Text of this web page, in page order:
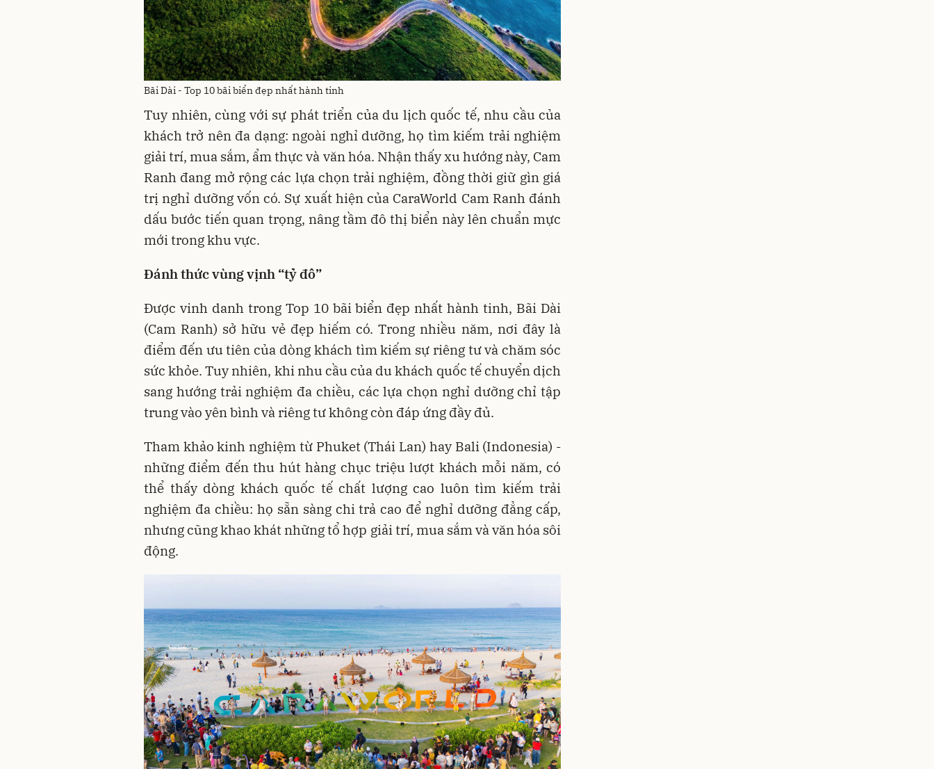
Bãi Dài - Top 10 bãi biển đẹp nhất hành tinh
Tuy nhiên, cùng với sự phát triển của du lịch quốc tế, nhu cầu của
khách trở nên đa dạng: ngoài nghỉ dưỡng, họ tìm kiếm trải nghiệm
giải trí, mua sắm, ẩm thực và văn hóa. Nhận thấy xu hướng này, Cam
Ranh đang mở rộng các lựa chọn trải nghiệm, đồng thời giữ gìn giá
trị nghỉ dưỡng vốn có. Sự xuất hiện của CaraWorld Cam Ranh đánh
dấu bước tiến quan trọng, nâng tầm đô thị biển này lên chuẩn mực
mới trong khu vực.
Đánh thức vùng vịnh “tỷ đô”
Được vinh danh trong Top 10 bãi biển đẹp nhất hành tinh, Bãi Dài
(Cam Ranh) sở hữu vẻ đẹp hiếm có. Trong nhiều năm, nơi đây là
điểm đến ưu tiên của dòng khách tìm kiếm sự riêng tư và chăm sóc
sức khỏe. Tuy nhiên, khi nhu cầu của du khách quốc tế chuyển dịch
sang hướng trải nghiệm đa chiều, các lựa chọn nghỉ dưỡng chỉ tập
trung vào yên bình và riêng tư không còn đáp ứng đầy đủ.
Tham khảo kinh nghiệm từ Phuket (Thái Lan) hay Bali (Indonesia) -
những điểm đến thu hút hàng chục triệu lượt khách mỗi năm, có
thể thấy dòng khách quốc tế chất lượng cao luôn tìm kiếm trải
nghiệm đa chiều: họ sẵn sàng chi trả cao để nghỉ dưỡng đẳng cấp,
nhưng cũng khao khát những tổ hợp giải trí, mua sắm và văn hóa sôi
động.